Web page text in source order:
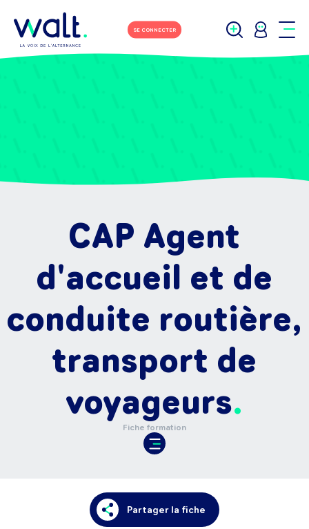
SE CONNECTER
CAP Agent
d'accueil et de
conduite routière,
transport de
voyageurs
Fiche formation
Partager la fiche